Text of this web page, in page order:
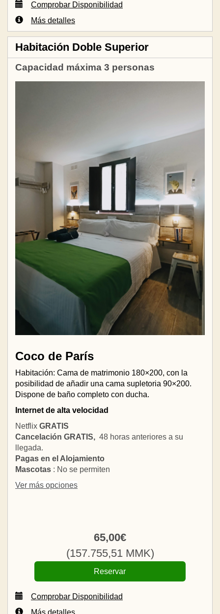
Comprobar Disponibilidad
Más detalles
Habitación Doble Superior
Capacidad máxima 3 personas
Coco de París
Habitación: Cama de matrimonio 180×200, con la
posibilidad de añadir una cama supletoria 90×200.
Dispone de baño completo con ducha.
Internet de alta velocidad
Netflix GRATIS
Cancelación GRATIS, 48 horas anteriores a su
llegada.
Pagas en el Alojamiento
Mascotas : No se permiten
Ver más opciones
65,00€
(157.755,51 MMK)
Comprobar Disponibilidad
Más detalles